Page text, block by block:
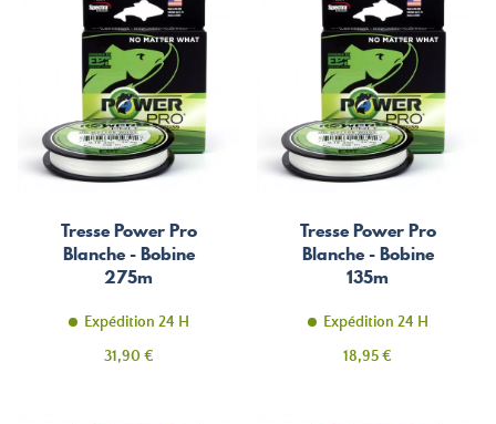
Tresse Power Pro
Blanche - Bobine
275m
Expédition 24 H
Prix
31,90 €
Tresse Power Pro
Blanche - Bobine
135m
Expédition 24 H
Prix
18,95 €